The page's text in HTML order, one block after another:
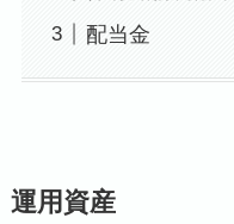
配当金
運用資産